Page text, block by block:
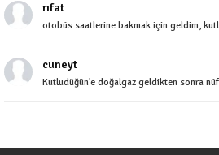
rıfat
otobüs saatlerine bakmak için geldim,
cuneyt
Kutludüğün'e doğalgaz geldikten sonra